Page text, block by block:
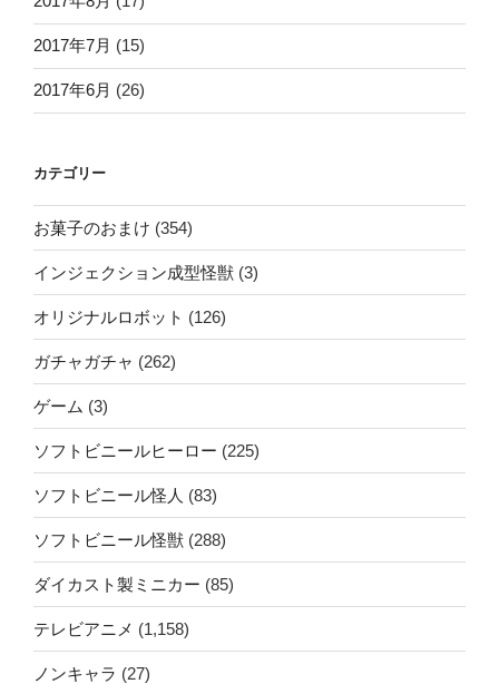
2017年7月 (15)
2017年6月 (26)
カテゴリー
お菓子のおまけ (354)
インジェクション成型怪獣 (3)
オリジナルロボット (126)
ガチャガチャ (262)
ゲーム (3)
ソフトビニールヒーロー (225)
ソフトビニール怪人 (83)
ソフトビニール怪獣 (288)
ダイカスト製ミニカー (85)
テレビアニメ (1,158)
ノンキャラ (27)